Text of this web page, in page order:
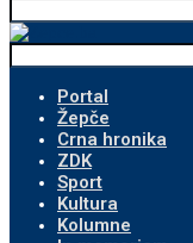
Portal
Žepče
Crna hronika
ZDK
Sport
Kultura
Kolumne